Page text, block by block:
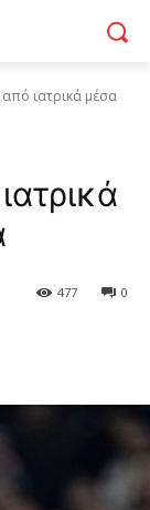
ιατρικά μέσα
0
477